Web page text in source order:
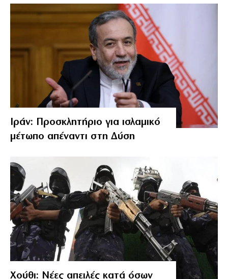
Ιράν: Προσκλητήριο για ισλαμικό
μέτωπο απέναντι στη Δύση
Χούθι: Νέες απειλές κατά όσων